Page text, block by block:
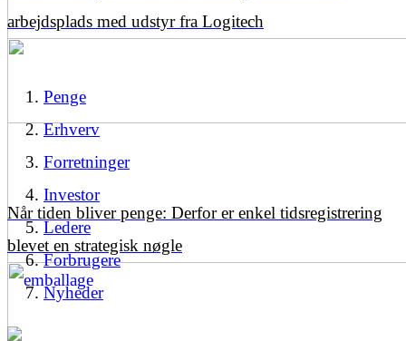
arbejdsplads med udstyr fra Logitech
Når tiden bliver penge: Derfor er enkel tidsregistrering
blevet en strategisk nøgle
Penge
Erhverv
Forretninger
Investor
Ledere
Forbrugere
Nyheder